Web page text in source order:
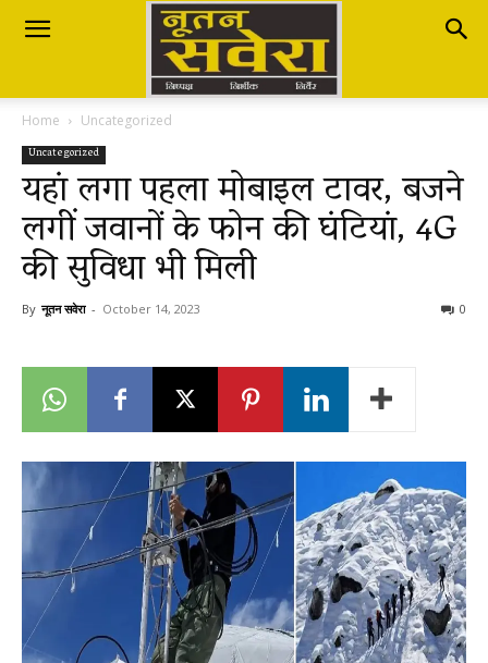
Nutan
Savera
नूतन
सवेरा
Breaking
LIVE
Home Uncategorized
Uncategorized
यहां लगा पहला मोबाइल टावर, बजने
लगीं जवानों के फोन की घंटियां, 4G
की सुविधा भी मिली
By नूतन सवेरा - October 14, 2023 0